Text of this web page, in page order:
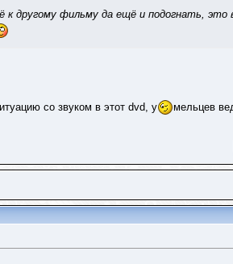
к другому фильму да ещё и подогнать,
со звуком в этот dvd, у
мельцев